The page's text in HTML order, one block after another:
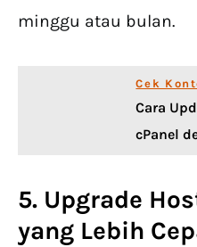
minggu atau bulan.
Cek
Cara
cPanel
5. Upgrade
yang Lebih